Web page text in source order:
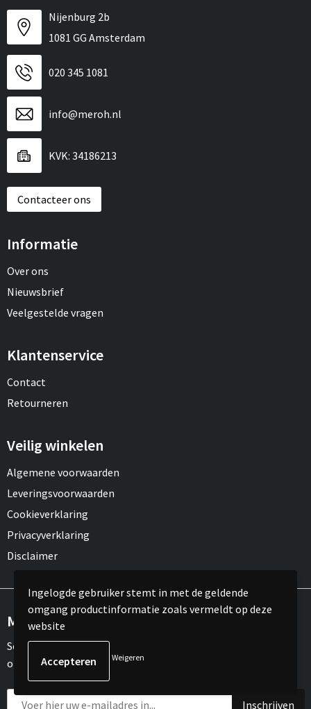
Nijenburg 2b
1081 GG Amsterdam
020 345 1081
info@meroh.nl
KVK: 34186213
Contacteer ons
Informatie
Over ons
Nieuwsbrief
Veelgestelde vragen
Klantenservice
Contact
Retourneren
Veilig winkelen
Algemene voorwaarden
Leveringsvoorwaarden
Cookieverklaring
Privacyverklaring
Disclaimer
Meld je aan voor onze nieuwsbrief
Schrijf je in voor onze nieuwsbrief en mis nooit meer één van
onze leuke aanbiedingen of updates.
Ingelogde gebruiker stemt in met de geldende
omgang productinformatie zoals vermeldt op deze
website
Weigeren